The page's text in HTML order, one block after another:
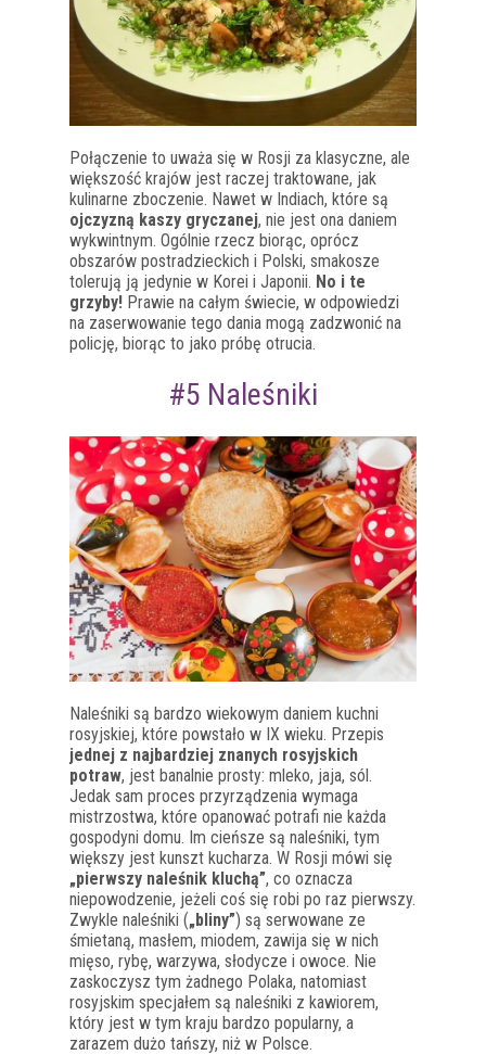
Połączenie to uważa się w Rosji za klasyczne, ale
większość krajów jest raczej traktowane, jak
kulinarne zboczenie. Nawet w Indiach, które są
ojczyzną kaszy gryczanej, nie jest ona daniem
wykwintnym. Ogólnie rzecz biorąc, oprócz
obszarów postradzieckich i Polski, smakosze
tolerują ją jedynie w Korei i Japonii. No i te
grzyby! Prawie na całym świecie, w odpowiedzi
na zaserwowanie tego dania mogą zadzwonić na
policję, biorąc to jako próbę otrucia.
#5 Naleśniki
Naleśniki są bardzo wiekowym daniem kuchni
rosyjskiej, które powstało w IX wieku. Przepis
jednej z najbardziej znanych rosyjskich
potraw, jest banalnie prosty: mleko, jaja, sól.
Jedak sam proces przyrządzenia wymaga
mistrzostwa, które opanować potrafi nie każda
gospodyni domu. Im cieńsze są naleśniki, tym
większy jest kunszt kucharza. W Rosji mówi się
„pierwszy naleśnik kluchą”, co oznacza
niepowodzenie, jeżeli coś się robi po raz pierwszy.
Zwykle naleśniki („bliny”) są serwowane ze
śmietaną, masłem, miodem, zawija się w nich
mięso, rybę, warzywa, słodycze i owoce. Nie
zaskoczysz tym żadnego Polaka, natomiast
rosyjskim specjałem są naleśniki z kawiorem,
który jest w tym kraju bardzo popularny, a
zarazem dużo tańszy, niż w Polsce.